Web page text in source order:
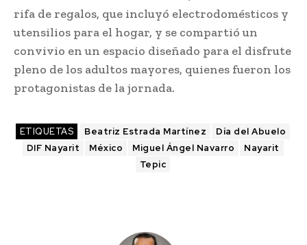
rifa de regalos, que incluyó electrodomésticos y
utensilios para el hogar, y se compartió un
convivio en un espacio diseñado para el disfrute
pleno de los adultos mayores, quienes fueron los
protagonistas de la jornada.
ETIQUETAS Beatriz Estrada Martínez
Día del Abuelo
DIF Nayarit
México Miguel Ángel Navarro
Nayarit
Tepic